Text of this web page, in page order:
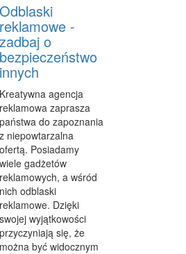
I NOCLEGI
PODRÓŻE
ZDROWIE
ODCHUDZANIE
KOSMETYKI
LECZENIE
KOSMETYCZNE
MEDYCZNY
WEB
Odblaski
reklamowe -
zadbaj o
bezpieczeństwo
innych
Kreatywna agencja
reklamowa zaprasza
państwa do zapoznania
z niepowtarzalna
ofertą. Posiadamy
wiele gadżetów
reklamowych, a wśród
nich odblaski
reklamowe. Dzięki
swojej wyjątkowości
przyczyniają się, że
można być widocznym